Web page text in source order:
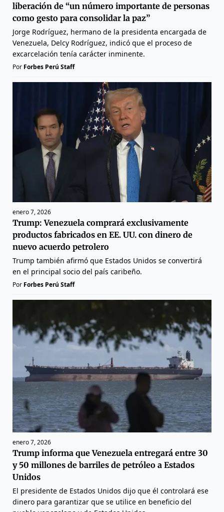
liberación de “un número importante de personas
como gesto para consolidar la paz”
Jorge Rodríguez, hermano de la presidenta encargada de
Venezuela, Delcy Rodríguez, indicó que el proceso de
excarcelación tenía carácter inminente.
Por Forbes Perú Staff
enero 7, 2026
Trump: Venezuela comprará exclusivamente
productos fabricados en EE. UU. con dinero de
nuevo acuerdo petrolero
Trump también afirmó que Estados Unidos se convertirá
en el principal socio del país caribeño.
Por Forbes Perú Staff
enero 7, 2026
Trump informa que Venezuela entregará entre 30
y 50 millones de barriles de petróleo a Estados
Unidos
El presidente de Estados Unidos dijo que él controlará ese
dinero para garantizar que se utilice en beneficio del